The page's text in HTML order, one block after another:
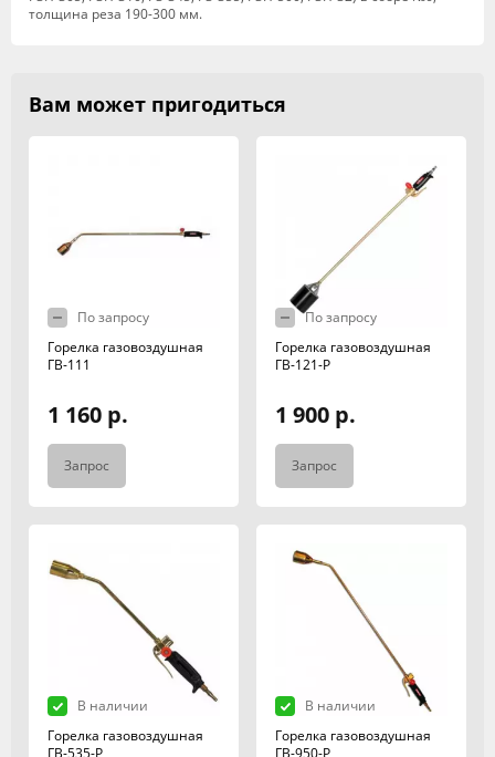
толщина реза 190-300 мм.
Вам может пригодиться
По запросу
Горелка газовоздушная
ГВ-111
1 160 р.
Запрос
По запросу
Горелка газовоздушная
ГВ-121-Р
1 900 р.
Запрос
В наличии
Горелка газовоздушная
ГВ-535-Р
В наличии
Горелка газовоздушная
ГВ-950-Р